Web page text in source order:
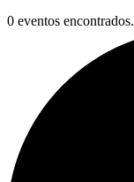
0 eventos encontrados.